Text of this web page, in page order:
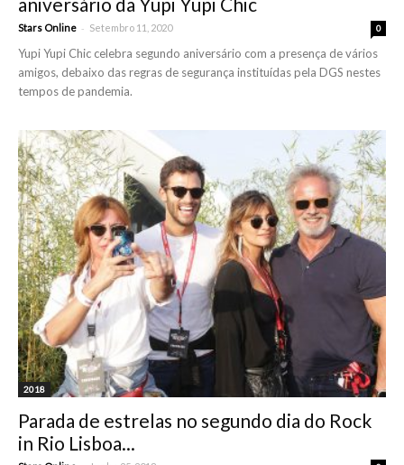
Stars Online - Setembro 11, 2020 0
Yupi Yupi Chic celebra segundo aniversário com a presença de vários
amigos, debaixo das regras de segurança instituídas pela DGS nestes
tempos de pandemia.
2018
Parada de estrelas no segundo dia do Rock
in Rio Lisboa...